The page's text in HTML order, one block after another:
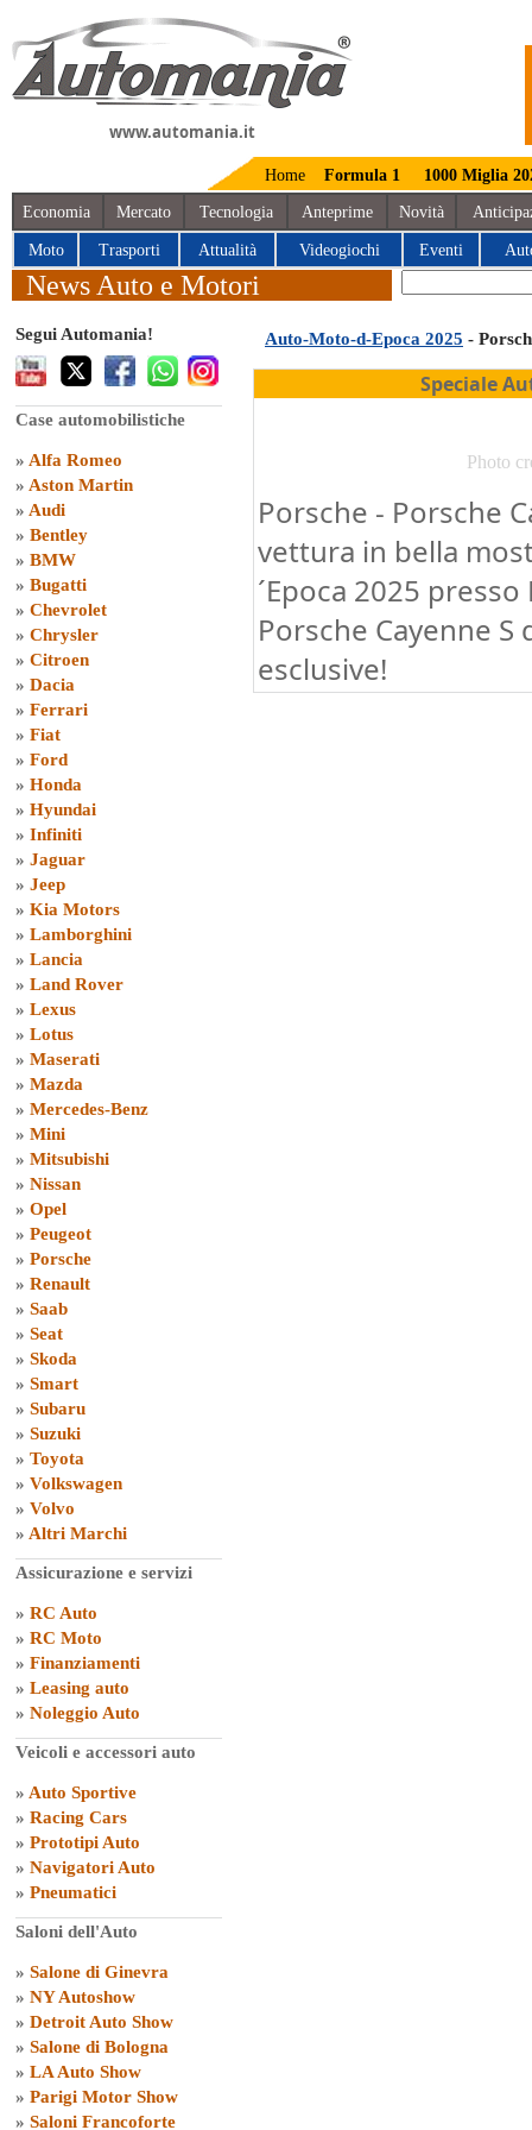
www.automania.it
Home Formula 1 1000 Miglia
Economia Mercato Tecnologia Anteprime Novità
Moto Trasporti Attualità Videogiochi Eventi
News Auto e Motori
Segui Automania!
Case automobilistiche
» Alfa Romeo
» Aston Martin
» Audi
» Bentley
» BMW
» Bugatti
» Chevrolet
» Chrysler
» Citroen
» Dacia
» Ferrari
» Fiat
» Ford
» Honda
» Hyundai
» Infiniti
» Jaguar
» Jeep
» Kia Motors
» Lamborghini
» Lancia
» Land Rover
» Lexus
» Lotus
» Maserati
» Mazda
» Mercedes-Benz
» Mini
» Mitsubishi
» Nissan
» Opel
» Peugeot
» Porsche
» Renault
» Saab
» Seat
» Skoda
» Smart
» Subaru
» Suzuki
» Toyota
» Volkswagen
» Volvo
» Altri Marchi
Assicurazione e servizi
» RC Auto
» RC Moto
» Finanziamenti
» Leasing auto
» Noleggio Auto
Veicoli e accessori auto
» Auto Sportive
» Racing Cars
» Prototipi Auto
» Navigatori Auto
» Pneumatici
Saloni dell'Auto
» Salone di Ginevra
» NY Autoshow
» Detroit Auto Show
» Salone di Bologna
» LA Auto Show
» Parigi Motor Show
» Saloni Francoforte
Auto-Moto-d-Epoca 2025 -
Speciale
Photo
Porsche - Porsche
vettura in bella
´Epoca 2025
Porsche Cayenne S
esclusive!